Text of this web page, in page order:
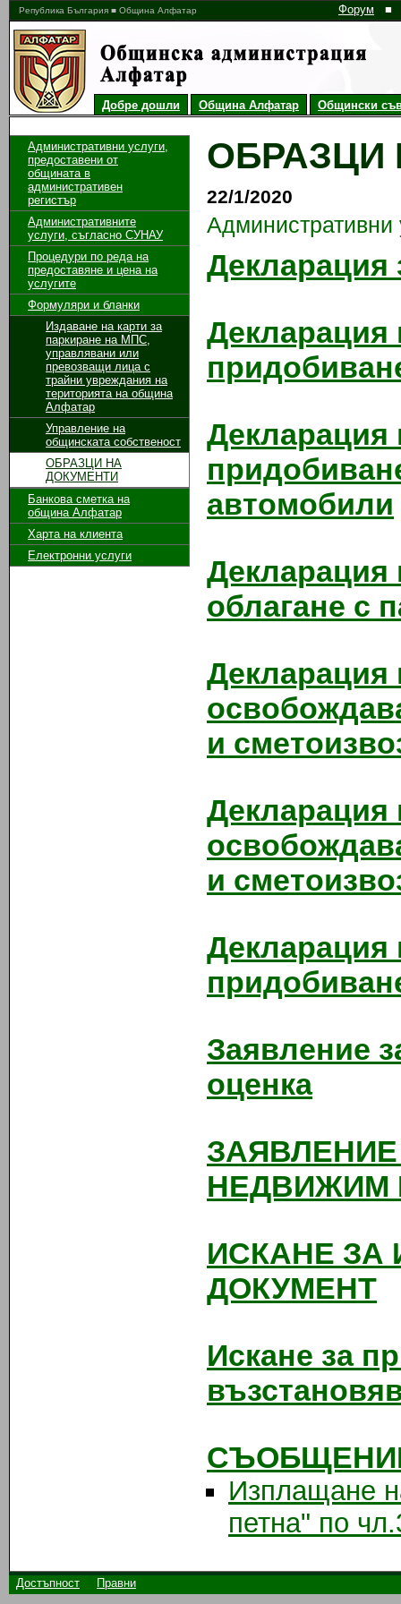
Република България ■ Община Алфатар Форум ■
Добре дошли Община Алфатар Общински
Административни услуги,
предоставени от
общината в
административен
регистър
Административните
услуги, съгласно СУНАУ
Процедури по реда на
предоставяне и цена на
услугите
Формуляри и бланки
Издаване на карти за
паркиране на МПС,
управлявани или
превозващи лица с
трайни увреждания на
територията на община
Алфатар
Управление на
общинската собственост
ОБРАЗЦИ НА
ДОКУМЕНТИ
Банкова сметка на
община Алфатар
Харта на клиента
Електронни услуги
ОБРАЗЦИ
22/1/2020
Административни
Декларация
Декларация
Декларация
автомобили
Декларация
облагане с
Декларация
и
Декларация
и
Декларация
Заявление
оценка
НЕДВИЖИМ
ИСКАНЕ ЗА
ДОКУМЕНТ
Искане за
Изплащане
петна" по
Достъпност Правни